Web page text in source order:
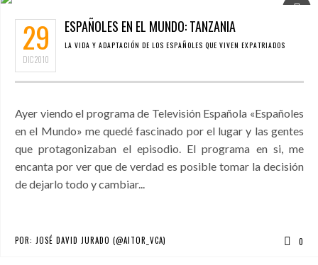
29
DIC2010
ESPAÑOLES EN EL MUNDO: TANZANIA
LA VIDA Y ADAPTACIÓN DE LOS ESPAÑOLES QUE VIVEN EXPATRIADOS
Ayer viendo el programa de Televisión Española «Españoles
en el Mundo» me quedé fascinado por el lugar y las gentes
que protagonizaban el episodio. El programa en si, me
encanta por ver que de verdad es posible tomar la decisión
de dejarlo todo y cambiar...
POR: JOSÉ DAVID JURADO (@AITOR_VCA) 0